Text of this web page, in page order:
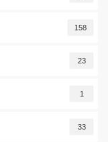
158
23
1
33